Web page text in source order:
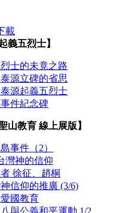
載
義五烈士】
士的未竟之路
源立碑的省思
源起義五烈士
件紀念碑
聖山教育 線上展版】
事件（2）
灣神的信仰
徐征、趙桐
信仰的推廣 (3/6)
國教育
與公義和平運動 1/2